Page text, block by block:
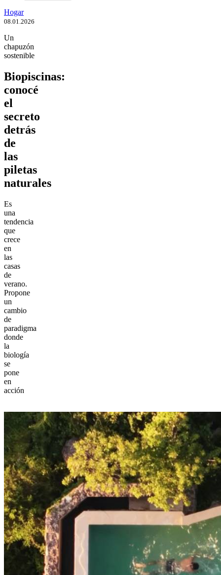
Hogar
08.01.2026
Un
chapuzón
sostenible
Biopiscinas:
conocé
el
secreto
detrás
de
las
piletas
naturales
Es
una
tendencia
que
crece
en
las
casas
de
verano.
Propone
un
cambio
de
paradigma
donde
la
biología
se
pone
en
acción